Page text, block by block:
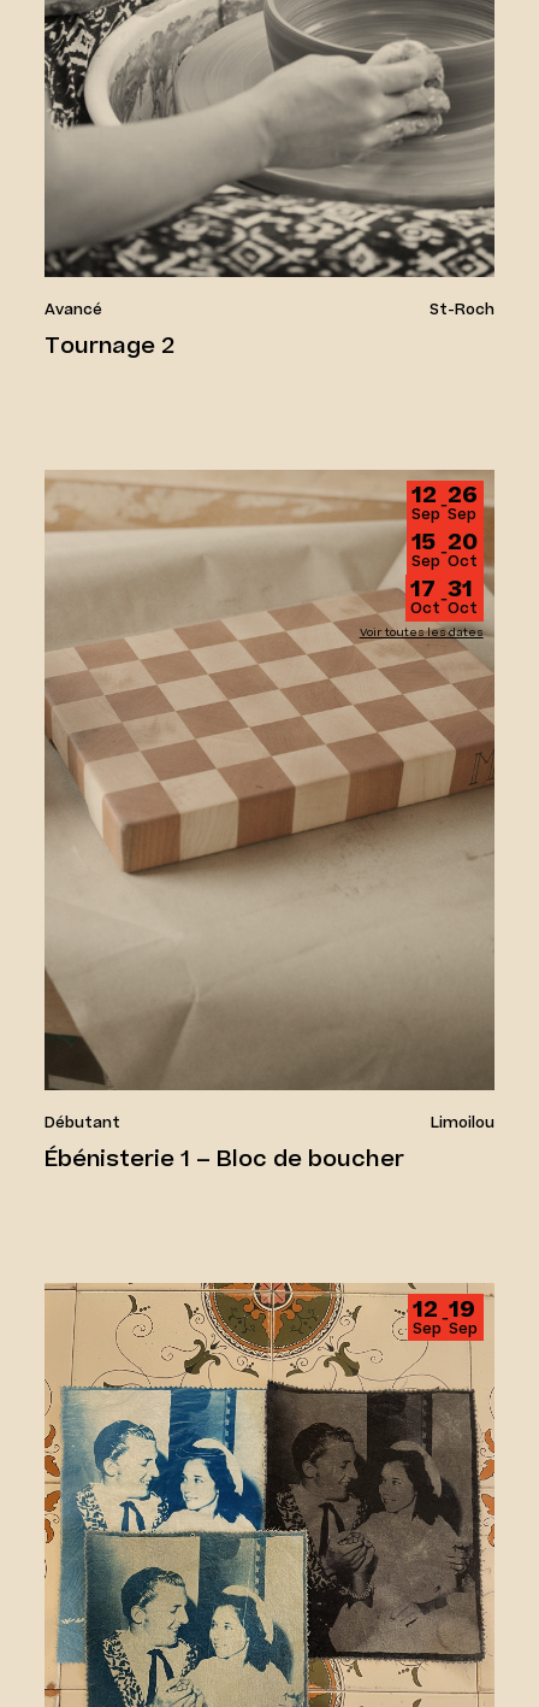
Avancé St-Roch
Tournage 2
12
Sep‑26
Sep
15
Sep‑20
Oct
17
Oct‑31
Oct
Voir toutes les dates
Débutant Limoilou
Ébénisterie 1 – Bloc de boucher
Ébénisterie 1 – Bloc de boucher
12
Sep‑19
Sep
Cyanotype et virage